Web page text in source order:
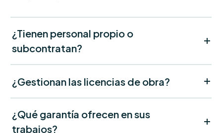
¿Tienen personal propio o
subcontratan?
¿Gestionan las licencias de obra?
¿Qué garantía ofrecen en sus
trabajos?